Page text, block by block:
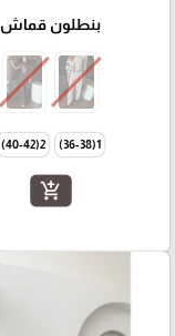
بنطلون قماش
1(36-38)
2(40-42)
add_shopping_cart